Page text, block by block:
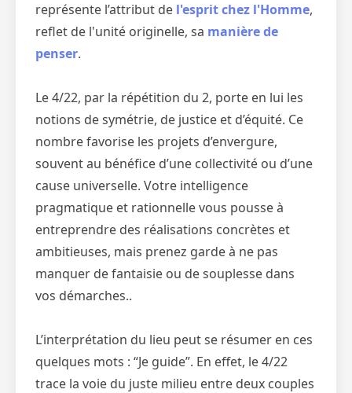
représente l’attribut de l'esprit chez l'Homme,
reflet de l'unité originelle, sa manière de
penser.
Le 4/22, par la répétition du 2, porte en lui les
notions de symétrie, de justice et d’équité. Ce
nombre favorise les projets d’envergure,
souvent au bénéfice d’une collectivité ou d’une
cause universelle. Votre intelligence
pragmatique et rationnelle vous pousse à
entreprendre des réalisations concrètes et
ambitieuses, mais prenez garde à ne pas
manquer de fantaisie ou de souplesse dans
vos démarches..
L’interprétation du lieu peut se résumer en ces
quelques mots : “Je guide”. En effet, le 4/22
trace la voie du juste milieu entre deux couples